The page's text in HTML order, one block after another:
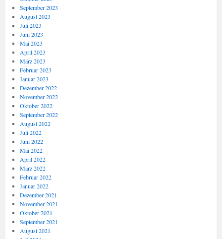
September 2023
August 2023
Juli 2023
Juni 2023
Mai 2023
April 2023
März 2023
Februar 2023
Januar 2023
Dezember 2022
November 2022
Oktober 2022
September 2022
August 2022
Juli 2022
Juni 2022
Mai 2022
April 2022
März 2022
Februar 2022
Januar 2022
Dezember 2021
November 2021
Oktober 2021
September 2021
August 2021